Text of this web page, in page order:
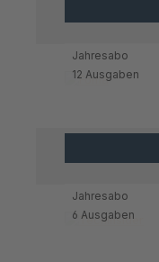
Jahresabo
12 Ausgaben
Jahresabo
6 Ausgaben